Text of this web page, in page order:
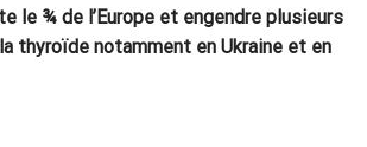
le ¾ de l’Europe et engendre plusieurs
thyroïde notamment en Ukraine et en